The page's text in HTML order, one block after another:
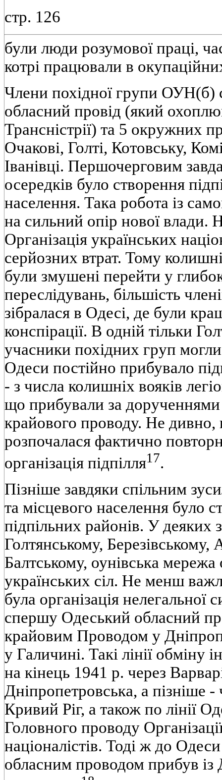
стр. 126
були люди розумової праці,
котрі працювали в
Члени похідної групи ОУН(б)
обласний провід (який
Трансністрії) та 5 окружних
Очакові, Голті, Котовську,
Іванівці. Першочерговим
осередків було створення
населення. Така робота із
на сильний опір нової влади.
Організація українських
серйозних втрат. Тому
були змушені перейти у
переслідувань, більшість
зібралася в Одесі, де були
конспірації. В одній тільки
учасники похідних груп
Одеси постійно прибувало
- з числа колишніх вояків
що прибували за дорученнями
крайового проводу. Не дивно,
розпочалася фактично
організація підпілля17.
Пізніше завдяки спільним
та місцевого населення було
підпільних районів. У деяких
Голтянському, Березівському,
Балтському, оунівська мережа
українських сіл. Не менш
була організація нелегальної
спершу Одеський обласний
крайовим Проводом у
у Галичині. Такі лінії обміну
на кінець 1941 р. через
Дніпропетровська, а пізніше
Кривий Ріг, а також по лінії
Головного проводу
націоналістів. Тоді ж до
обласним проводом прибув із